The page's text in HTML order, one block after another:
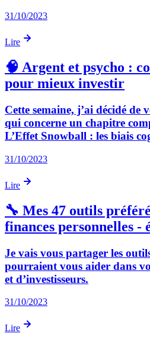
31/10/2023
Lire
🧠 Argent et psycho :
pour mieux investir
Cette semaine, j’ai décidé de
qui concerne un chapitre
L’Effet Snowball : les biais
31/10/2023
Lire
🔧 Mes 47 outils
finances personnelles -
Je vais vous partager les
pourraient vous aider dans
et d’investisseurs.
31/10/2023
Lire